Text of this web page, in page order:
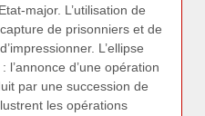
major. L’utilisation de
de prisonniers et de
L’ellipse
d’une opération
par une succession de
les opérations